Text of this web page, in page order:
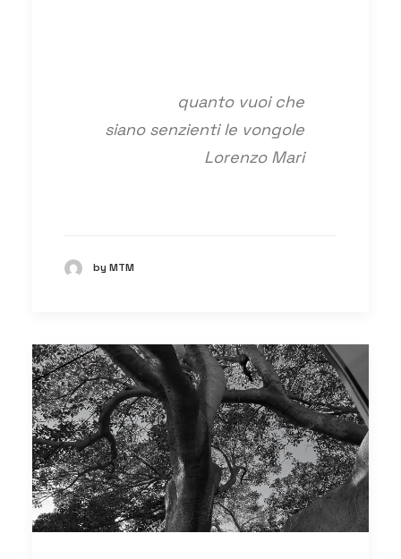
quanto vuoi che
siano senzienti le vongole
Lorenzo Mari
by MTM